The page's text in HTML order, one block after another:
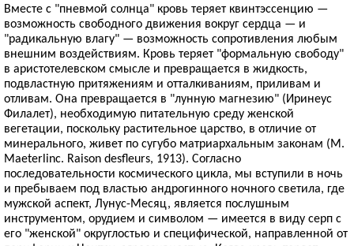
Вместе с "пневмой солнца" кровь теряет квинтэссенцию —
возможность свободного движения вокруг сердца — и
"радикальную влагу" — возможность сопротивления любым
внешним воздействиям. Кровь теряет "формальную свободу"
в аристотелевском смысле и превращается в жидкость,
подвластную притяжениям и отталкиваниям, приливам и
отливам. Она превращается в "лунную магнезию" (Иринеус
Филалет), необходимую питательную среду женской
вегетации, поскольку растительное царство, в отличие от
минерального, живет по сугубо матриархальным законам (М.
Maeterlinc. Raison desfleurs, 1913). Согласно
последовательности космического цикла, мы вступили в ночь
и пребываем под властью андрогинного ночного светила, где
мужской аспект, Лунус-Месяц, является послушным
инструментом, орудием и символом — имеется в виду серп с
его "женской" округлостью и специфической, направленной от